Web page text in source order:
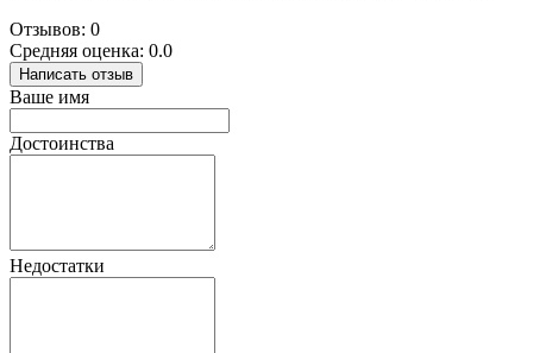
Отзывов: 0
Средняя оценка: 0.0
Написать отзыв
Ваше имя
Достоинства
Недостатки